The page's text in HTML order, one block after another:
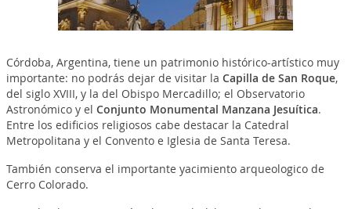
Córdoba, Argentina, tiene un patrimonio histórico-artístico muy
importante: no podrás dejar de visitar la Capilla de San Roque,
del siglo XVIII, y la del Obispo Mercadillo; el Observatorio
Astronómico y el Conjunto Monumental Manzana Jesuítica.
Entre los edificios religiosos cabe destacar la Catedral
Metropolitana y el Convento e Iglesia de Santa Teresa.
También conserva el importante yacimiento arqueologico de
Cerro Colorado.